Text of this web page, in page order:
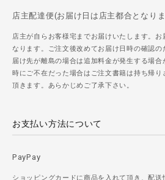
店主配達便(お届け日は店主都合となり
店主が自らお客様宅までお届けいたします。
なります。ご注文後改めてお届け日時の確認の
届け先が離島の場合は追加料金が発生する場
時にご不在だった場合はご注文書籍は持ち帰り
頂きます。あらかじめご了承下さい。
お支払い方法について
PayPay
ショッピングカードに商品を入れて頂き、配